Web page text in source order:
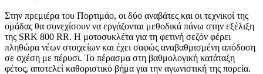
Στην πρεμιέρα του Πορτιμάο, οι δύο αναβάτες και οι τεχνικοί της
ομάδας θα συνεχίσουν να εργάζονται μεθοδικά πάνω στην εξέλιξη
της SRK 800 RR. Η μοτοσυκλέτα για τη φετινή σεζόν φέρει
πληθώρα νέων στοιχείων και έχει σαφώς αναβαθμισμένη απόδοση
σε σχέση με πέρυσι. Το πέρασμα στη βαθμολογική κατάταξη
φέτος, αποτελεί καθοριστικό βήμα για την αγωνιστική της πορεία.